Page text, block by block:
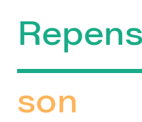
son